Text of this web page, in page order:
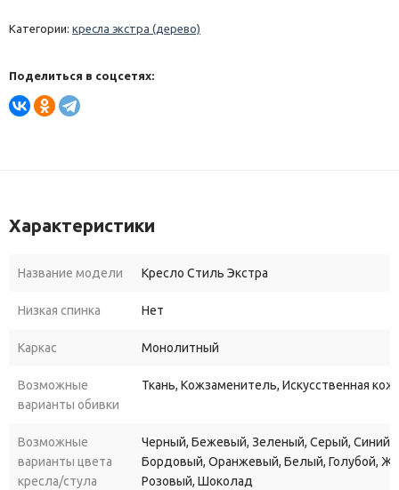
Категории: кресла экстра (дерево)
Поделиться в соцсетях:
Характеристики
Название модели Кресло Стиль Экстра
Низкая спинка Нет
Каркас Монолитный
Возможные
варианты обивки
Ткань, Кожзаменитель, Искусственная
Возможные
варианты цвета
кресла/стула
Черный, Бежевый, Зеленый, Серый, Синий,
Бордовый, Оранжевый, Белый, Голубой,
Розовый, Шоколад